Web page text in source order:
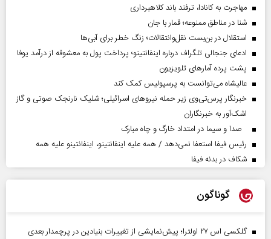
مهاجرت به کانادا، ترفند باند کلاهبرداری
شنا در مناطق ممنوعه؛ قمار با جان
استقلال در بن‌بست نقل‌وانتقالات؛ زنگ خطر برای آبی‌ها
ادعای جنجالی تلگراف درباره اینفانتینو؛ پرداخت پول به معشوقه از درآمد یوفا
پشت پرده آمارهای تلویزیون
عالیشاه می‌توانست به پرسپولیس کمک کند
خبرنگار پرس‌تی‌وی زیر حمله نیروهای اسرائیلی؛ شلیک نارنجک صوتی و گاز
اشک‌آور به خبرنگاران
صدا و سیما در امتداد خارگ و چاه مبارک
رئیس فیفا استعفا نمی‌دهد / همه علیه اینفانتینو، اینفانتینو علیه همه
شکاف در بدنه فیفا
گوناگون
گلکسی اس ۲۷ اولترا؛ پیش‌نمایشی از تغییرات بنیادین در پرچمدار بعدی